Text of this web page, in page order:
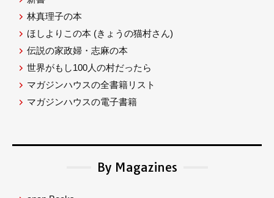
林真理子の本
ほしよりこの本 (きょうの猫村さん)
伝説の家政婦・志麻の本
世界がもし100人の村だったら
マガジンハウスの全書籍リスト
マガジンハウスの電子書籍
By Magazines